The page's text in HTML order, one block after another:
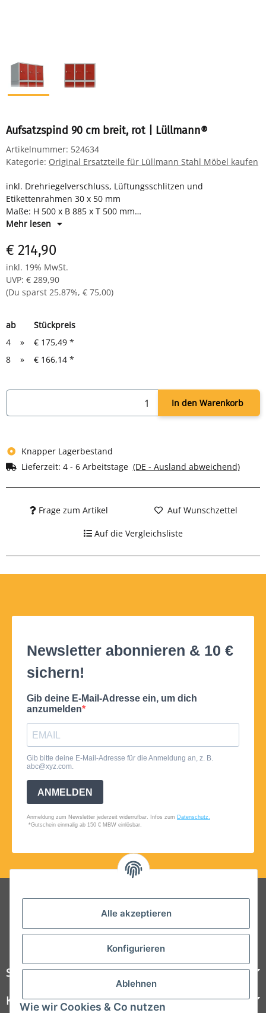
Alle akzeptieren
Konfigurieren
Ablehnen
Wie wir Cookies & Co nutzen
Aufsatzspind 90 cm breit, rot | Lüllmann®
Artikelnummer: 524634
Kategorie: Original Ersatzteile für Lüllmann Stahl Möbel kaufen
inkl. Drehriegelverschluss, Lüftungsschlitzen und
Etikettenrahmen 30 x 50 mm
Maße: H 500 x B 885 x T 500 mm
Farbe: Korpus RAL 7035 lichtgrau, Türen RAL 3000 feuerrot
Mehr lesen
€ 214,90
inkl. 19% MwSt.
UVP: € 289,90
(Du sparst 25.87%, € 75,00)
ab
Stückpreis
4
» € 175,49 *
8
» € 166,14 *
In den Warenkorb
Knapper Lagerbestand
Lieferzeit: 4 - 6 Arbeitstage (DE - Ausland abweichend)
Frage zum Artikel Auf Wunschzettel
Auf die Vergleichsliste
Folgt uns auf Social Media
Steelboxx
Kundenservice